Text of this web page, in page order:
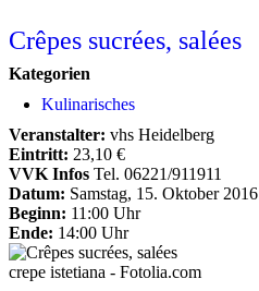
Crêpes sucrées, salées
Kategorien
Kulinarisches
Veranstalter: vhs Heidelberg
Eintritt: 23,10 €
VVK Infos Tel. 06221/911911
Datum: Samstag, 15. Oktober 2016
Beginn: 11:00 Uhr
Ende: 14:00 Uhr
crepe istetiana - Fotolia.com